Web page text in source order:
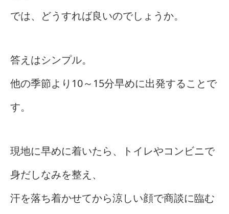
では、どうすれば良いのでしょうか。
答えはシンプル。
他の季節より10～15分早めに出発することで
す。
現地に早めに着いたら、トイレやコンビニで
身だしなみを整え、
汗を落ち着かせてから涼しい顔で商談に臨む